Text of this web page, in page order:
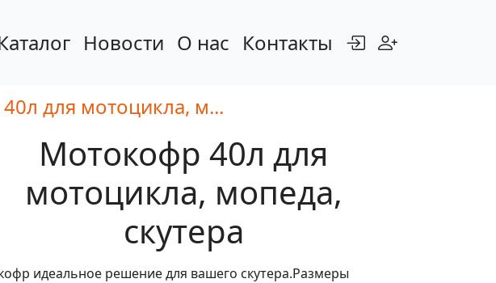
Новости О нас Контакты
для мотоцикла, м...
Мотокофр 40л для
мотоцикла, мопеда,
скутера
идеальное решение для вашего скутера.Размеры